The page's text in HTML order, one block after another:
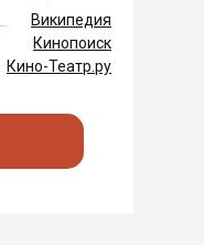
Википедия
Кинопоиск
Кино-Театр.ру